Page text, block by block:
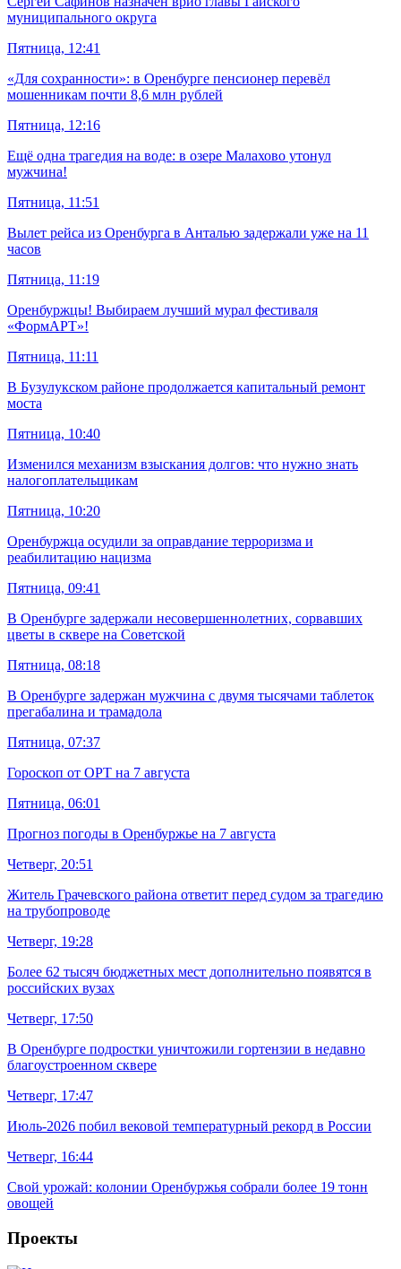
муниципального округа
Пятница, 12:41
«Для сохранности»: в Оренбурге пенсионер перевёл
мошенникам почти 8,6 млн рублей
Пятница, 12:16
Ещё одна трагедия на воде: в озере Малахово утонул
мужчина!
Пятница, 11:51
Вылет рейса из Оренбурга в Анталью задержали уже на 11
часов
Пятница, 11:19
Оренбуржцы! Выбираем лучший мурал фестиваля
«ФормАРТ»!
Пятница, 11:11
В Бузулукском районе продолжается капитальный ремонт
моста
Пятница, 10:40
Изменился механизм взыскания долгов: что нужно знать
налогоплательщикам
Пятница, 10:20
Оренбуржца осудили за оправдание терроризма и
реабилитацию нацизма
Пятница, 09:41
В Оренбурге задержали несовершеннолетних, сорвавших
цветы в сквере на Советской
Пятница, 08:18
В Оренбурге задержан мужчина с двумя тысячами таблеток
прегабалина и трамадола
Пятница, 07:37
Гороскоп от ОРТ на 7 августа
Пятница, 06:01
Прогноз погоды в Оренбуржье на 7 августа
Четверг, 20:51
Житель Грачевского района ответит перед судом за трагедию
на трубопроводе
Четверг, 19:28
Более 62 тысяч бюджетных мест дополнительно появятся в
российских вузах
Четверг, 17:50
В Оренбурге подростки уничтожили гортензии в недавно
благоустроенном сквере
Четверг, 17:47
Июль-2026 побил вековой температурный рекорд в России
Четверг, 16:44
Свой урожай: колонии Оренбуржья собрали более 19 тонн
овощей
Проекты